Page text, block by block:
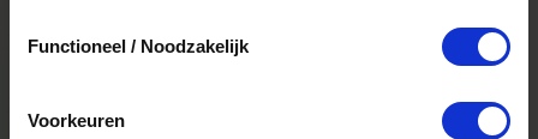
Functioneel / Noodzakelijk
Voorkeuren
Ja, je mag het saldo van je VVV